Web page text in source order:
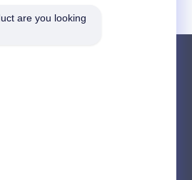
are you looking